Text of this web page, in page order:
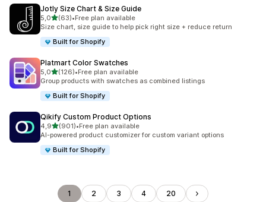
Jotly Size Chart & Size Guide
5,0/ 5 tähteä
(63)
63 arvostelua yhteensä
•Free plan available
Size chart, size guide to help pick right size + reduce return
Built for Shopify
Platmart Color Swatches
5,0/ 5 tähteä
(126)
126 arvostelua yhteensä
•Free plan available
Group products with swatches as combined listings
Built for Shopify
Qikify Custom Product Options
4,9/ 5 tähteä
(901)
901 arvostelua yhteensä
•Free plan available
AI-powered product customizer for custom variant options
Built for Shopify
1 2 3 4 20